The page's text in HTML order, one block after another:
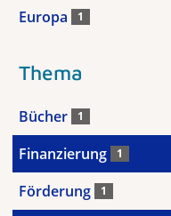
Europa 1
Thema
Bücher 1
Finanzierung 1
Förderung 1